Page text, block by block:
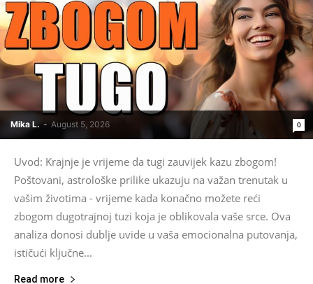
Mika L. - August 5, 2026 0
Uvod: Krajnje je vrijeme da tugi zauvijek kazu zbogom!
Poštovani, astrološke prilike ukazuju na važan trenutak u
vašim životima - vrijeme kada konačno možete reći
zbogom dugotrajnoj tuzi koja je oblikovala vaše srce. Ova
analiza donosi dublje uvide u vaša emocionalna putovanja,
ističući ključne...
Read more